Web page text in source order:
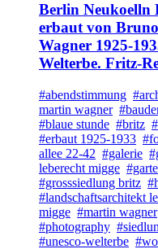
Berlin Neukoelln
erbaut von
Wagner 1925-
Welterbe. Fritz-
#abendstimmung
martin wagner
#blaue stunde #britz
#erbaut 1925-1933
allee 22-42 #galerie
leberecht migge
#grosssiedlung britz
#landschaftsarchitekt
migge #martin wagner
#photography
#unesco-welterbe